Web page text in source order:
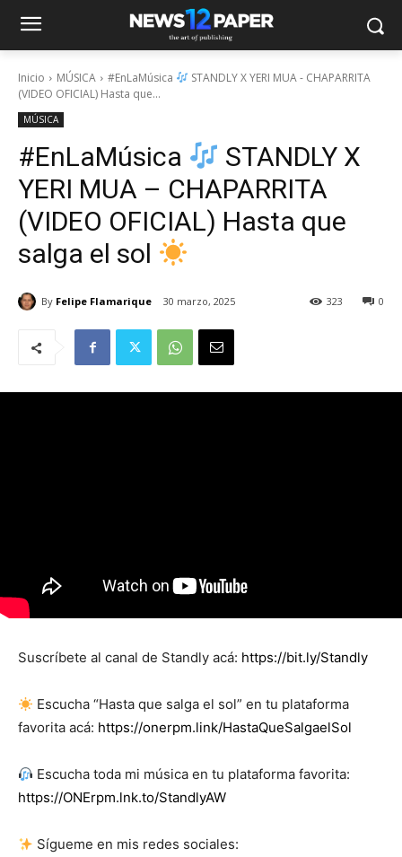
Inicio MÚSICA #EnLaMúsica
STANDLY X YERI MUA - CHAPARRITA
(VIDEO OFICIAL) Hasta que...
MÚSICA
#EnLaMúsica
STANDLY X
YERI MUA – CHAPARRITA
(VIDEO OFICIAL) Hasta que
salga el sol
By Felipe Flamarique 30 marzo, 2025 0
323
Suscríbete al canal de Standly acá: https://bit.ly/Standly
Escucha “Hasta que salga el sol” en tu plataforma
favorita acá: https://onerpm.link/HastaQueSalgaelSol
Escucha toda mi música en tu plataforma favorita:
https://ONErpm.lnk.to/StandlyAW
Sígueme en mis redes sociales: